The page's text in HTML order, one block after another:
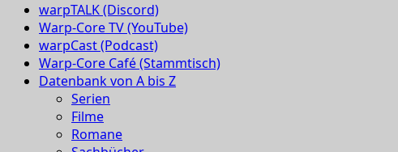
warpTALK (Discord)
Warp-Core TV (YouTube)
warpCast (Podcast)
Warp-Core Café (Stammtisch)
Datenbank von A bis Z
Serien
Filme
Romane